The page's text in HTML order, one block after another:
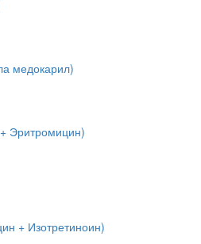
медокарил)
Эритромицин)
+ Изотретиноин)